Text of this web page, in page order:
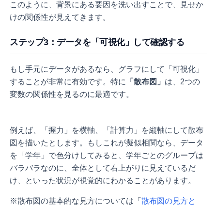
このように、背景にある要因を洗い出すことで、見せか
けの関係性が見えてきます。
ステップ3：データを「可視化」して確認する
もし手元にデータがあるなら、グラフにして「可視化」
することが非常に有効です。特に
「散布図」 は、2つの
変数の関係性を見るのに最適です。
例えば、「握力」を横軸、「計算力」を縦軸にして散布
図を描いたとします。もしこれが擬似相関なら、データ
を「学年」で色分けしてみると、学年ごとのグループは
バラバラなのに、全体として右上がりに見えているだ
け、といった状況が視覚的にわかることがあります。
※散布図の基本的な見方については「 散布図の見方と